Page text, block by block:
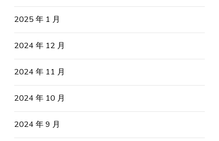
2025 年 1 月
2024 年 12 月
2024 年 11 月
2024 年 10 月
2024 年 9 月